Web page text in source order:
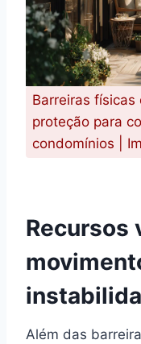
Barreiras
proteção para
condomínios |
Recursos
Além das